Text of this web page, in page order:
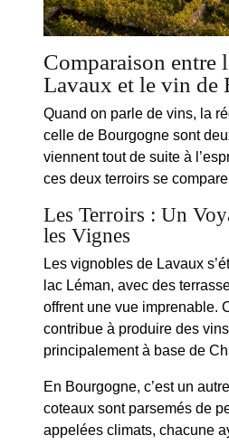
Comparaison entre
Lavaux et le vin de
Quand on parle de vins, la
celle de Bourgogne sont
viennent tout de suite à
ces deux terroirs se
Les Terroirs : Un
les Vignes
Les vignobles de Lavaux
lac Léman, avec des
offrent une vue imprenable.
contribue à produire des
principalement à base de
En Bourgogne, c’est un
coteaux sont parsemés de
appelées climats, chacune